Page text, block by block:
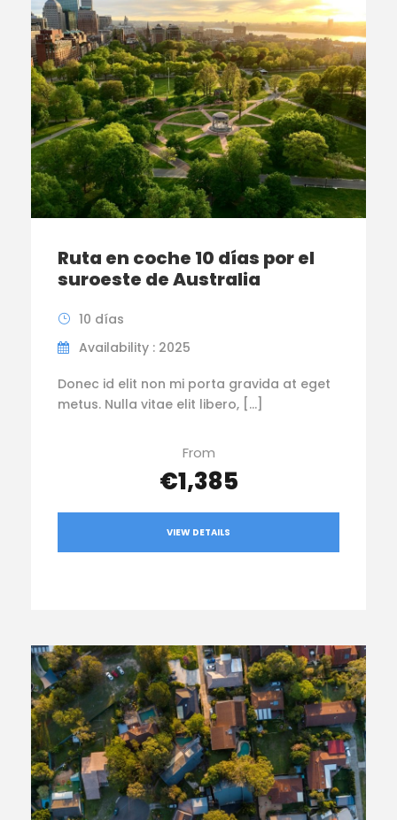
Ruta en coche 10 días por el
suroeste de Australia
10 días
Availability : 2025
Donec id elit non mi porta gravida at eget
metus. Nulla vitae elit libero, […]
From
€1,385
VIEW DETAILS